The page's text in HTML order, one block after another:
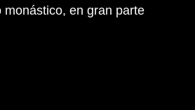
monástico, en gran parte